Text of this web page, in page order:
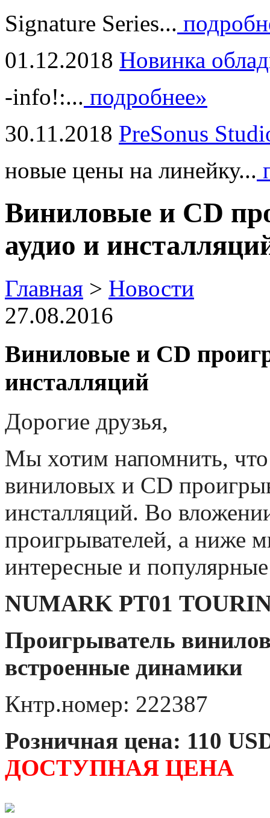
Signature Series...
01.12.2018 Новинка
-info!:... подробнее»
30.11.2018 PreSonus
новые цены на линейку...
Виниловые и CD
аудио и
Главная > Новости
27.08.2016
Виниловые и CD
инсталляций
Дорогие друзья,
Мы хотим напомнить,
виниловых и CD
инсталляций. Во
проигрывателей, а ниже
интересные и
NUMARK PT01
Проигрыватель
встроенные динамики
Кнтр.номер: 222387
Розничная цена: 110
ДОСТУПНАЯ ЦЕНА